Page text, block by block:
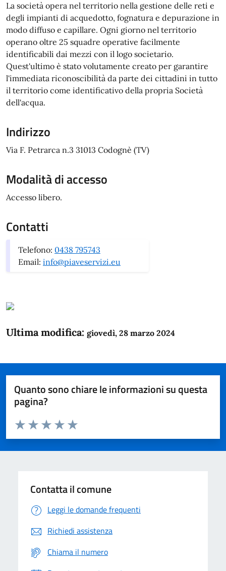
La società opera nel territorio nella gestione delle reti e
degli impianti di acquedotto, fognatura e depurazione in
modo diffuso e capillare. Ogni giorno nel territorio
operano oltre 25 squadre operative facilmente
identificabili dai mezzi con il logo societario.
Quest'ultimo è stato volutamente creato per garantire
l'immediata riconoscibilità da parte dei cittadini in tutto
il territorio come identificativo della propria Società
dell'acqua.
Indirizzo
Via F. Petrarca n.3 31013 Codognè (TV)
Modalità di accesso
Accesso libero.
Contatti
Telefono: 0438 795743
Email: info@piaveservizi.eu
Ultima modifica: giovedì, 28 marzo 2024
Quanto sono chiare le informazioni su questa
pagina?
Domanda
Valuta da 1 a 5 stelle la pagina
Valuta 5 stelle su 5
Valuta 4 stelle su 5
Valuta 3 stelle su 5
Valuta 2 stelle su 5
Valuta 1 stelle su 5
Contatta il comune
Leggi le domande frequenti
Richiedi assistenza
Chiama il numero